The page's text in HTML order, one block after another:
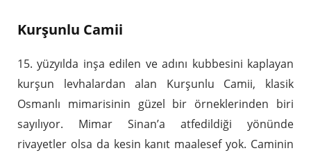
Kurşunlu Camii
15. yüzyılda inşa edilen ve adını kubbesini kaplayan
kurşun levhalardan alan Kurşunlu Camii, klasik
Osmanlı mimarisinin güzel bir örneklerinden biri
sayılıyor. Mimar Sinan’a atfedildiği yönünde
rivayetler olsa da kesin kanıt maalesef yok. Caminin